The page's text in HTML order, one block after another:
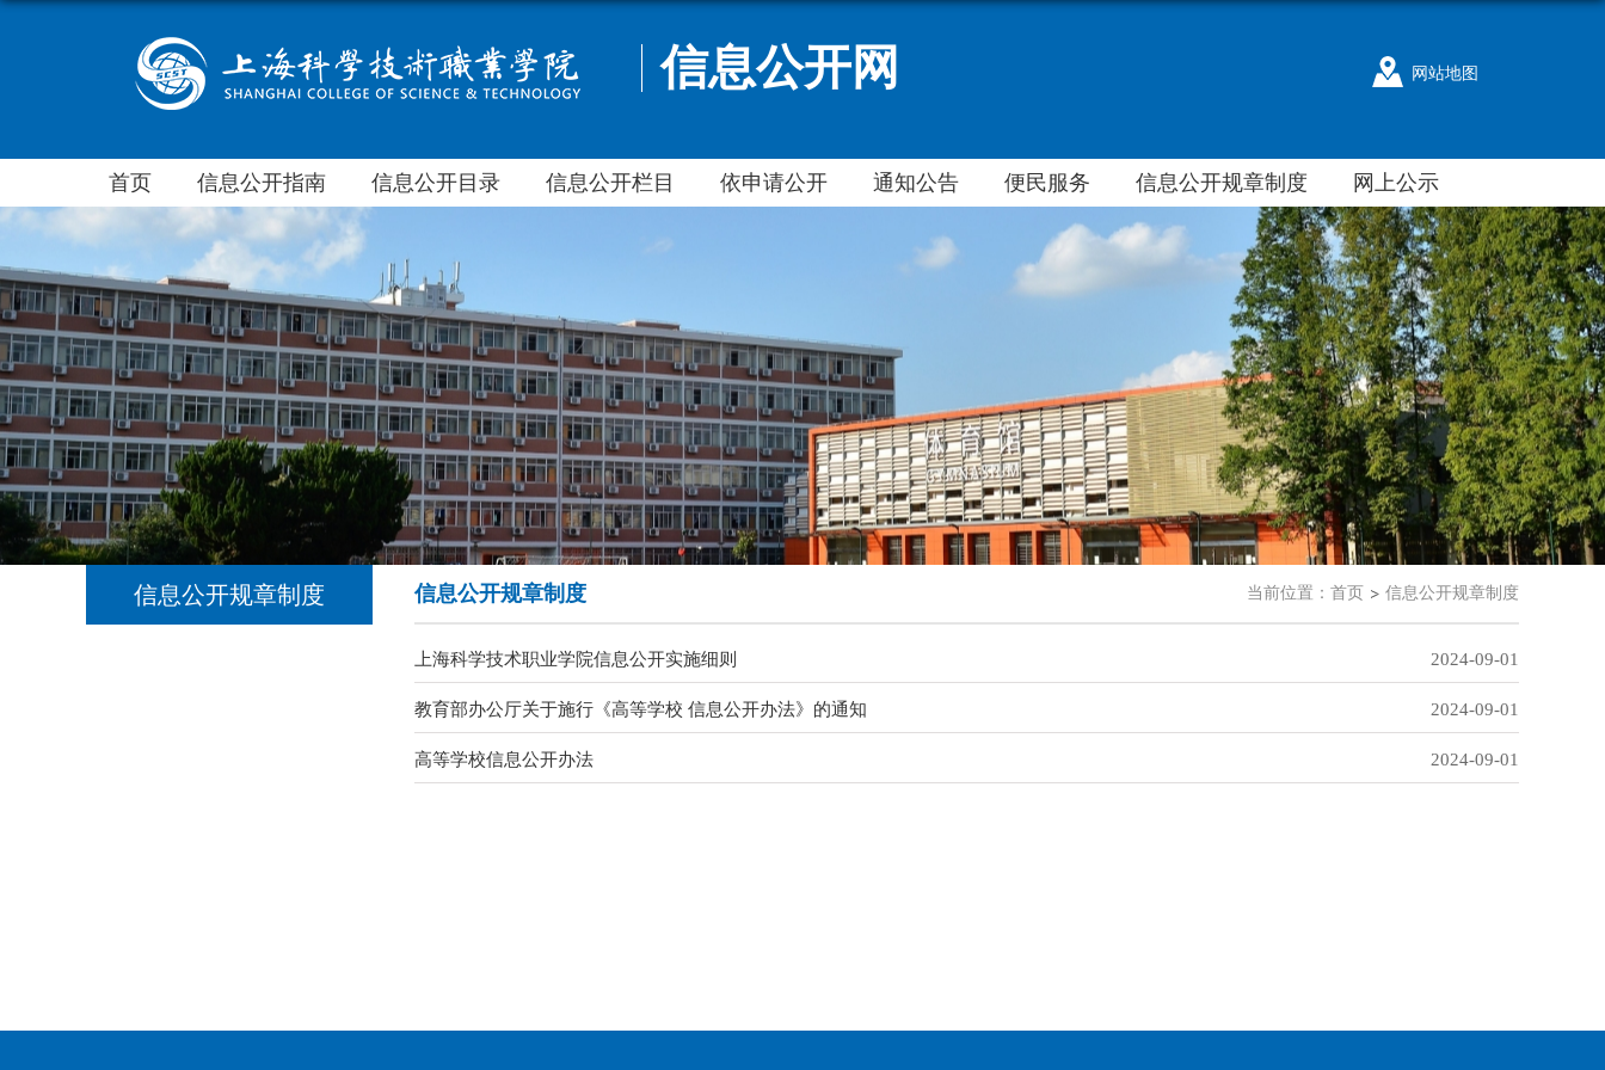
信息公开网 网站地图
首页 信息公开指南 信息公开目录 信息公开栏目 依申请公开 通知公告 便民服务 信息公开规章制度 网上公示
信息公开规章制度 信息公开规章制度 当前位置： 首页 信息公开规章制度
上海科学技术职业学院信息公开实施细则 2024-09-01
教育部办公厅关于施行《高等学校 信息公开办法》的通知 2024-09-01
高等学校信息公开办法 2024-09-01